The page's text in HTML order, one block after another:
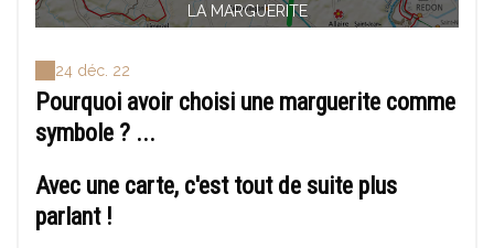
LA MARGUERITE
24 déc. 22
Pourquoi avoir choisi une marguerite comme
symbole ? ...
Avec une carte, c'est tout de suite plus
parlant !